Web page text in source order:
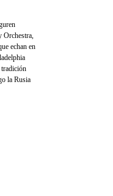
Orchestra,
echan en
la Rusia